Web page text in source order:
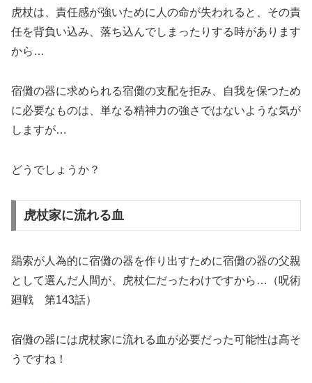
虎杖は、責任感が強いために人の命が失われると、その責
任を背負い込み、落ち込んでしまったりする時があります
から…
宿儺の器に求められる宿儺の支配を拒み、自我を保つため
に必要なものは、単なる精神力の強さではないような気が
しますが…
どうでしょうか？
虎杖家に流れる血
羂索が人為的に宿儺の器を作り出すために宿儺の器の父親
として選んだ人間が、虎杖仁だったわけですから…（呪術
廻戦 第143話）
宿儺の器には虎杖家に流れる血が必要だった可能性は高そ
うですね！